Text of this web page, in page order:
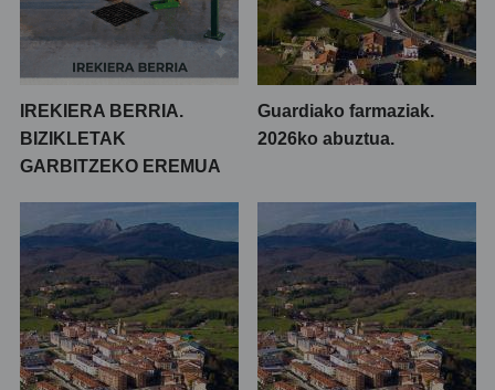
IREKIERA BERRIA.
BIZIKLETAK
GARBITZEKO EREMUA
Guardiako farmaziak.
2026ko abuztua.